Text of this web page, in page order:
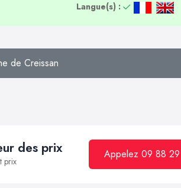
Langue(s) :
de Creissan
des prix
prix
Appelez 09 88